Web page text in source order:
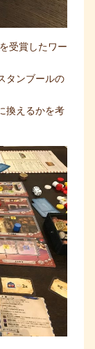
受賞したワー
タンブールの
換えるかを考